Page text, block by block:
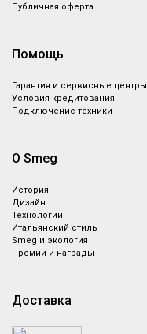
Публичная оферта
Помощь
Гарантия и сервисные центры
Условия кредитования
Подключение техники
О Smeg
История
Дизайн
Технологии
Итальянский стиль
Smeg и экология
Премии и награды
Доставка